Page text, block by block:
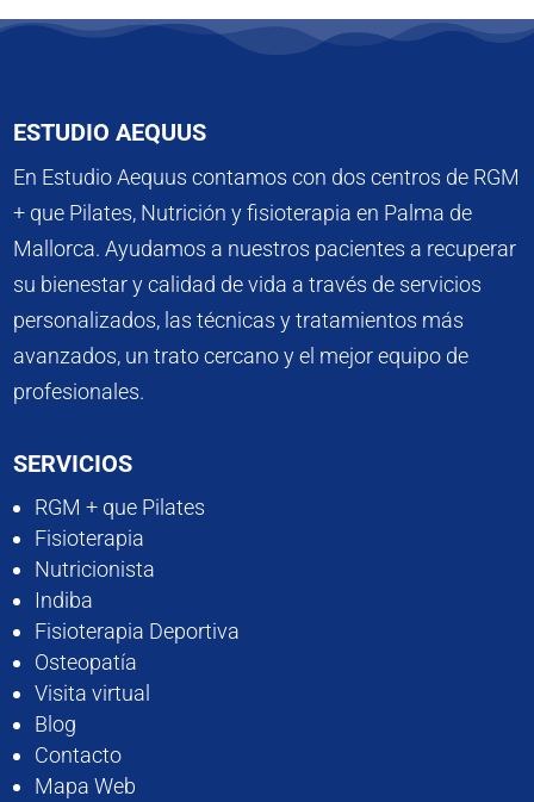
ESTUDIO AEQUUS
En Estudio Aequus contamos con dos centros de RGM
+ que Pilates, Nutrición y fisioterapia en Palma de
Mallorca. Ayudamos a nuestros pacientes a recuperar
su bienestar y calidad de vida a través de servicios
personalizados, las técnicas y tratamientos más
avanzados, un trato cercano y el mejor equipo de
profesionales.
SERVICIOS
RGM + que Pilates
Fisioterapia
Nutricionista
Indiba
Fisioterapia Deportiva
Osteopatía
Visita virtual
Blog
Contacto
Mapa Web